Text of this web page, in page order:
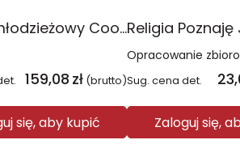
Plecak młodzieżowy Coolpack Jerry Daisy Black
159,08 zł (brutto)
się, aby kupić
Opracowanie
Sug. cena det.
Zaloguj się,